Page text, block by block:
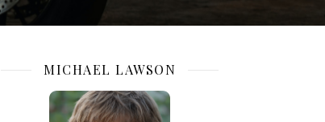
MICHAEL LAWSON